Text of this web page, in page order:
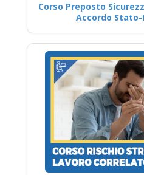
Corso Preposto
Accordo Stato-